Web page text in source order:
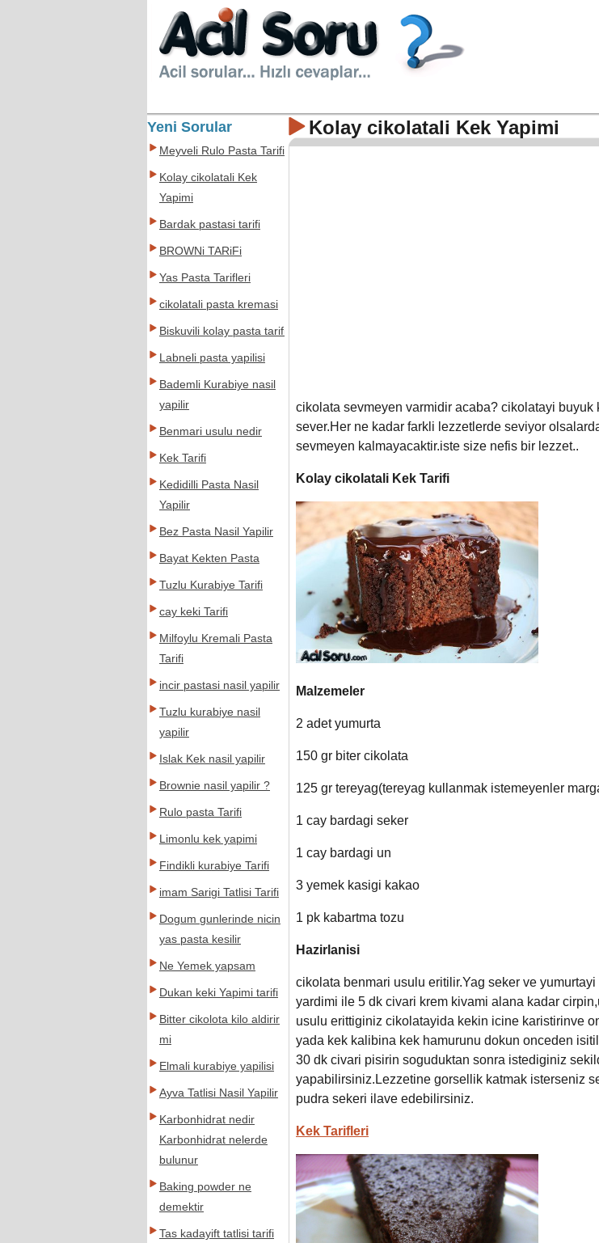
Kolay cikolatali Kek Yapimi
cikolata sevmeyen varmidir acaba? cikolatayi buyuk
sever.Her ne kadar farkli lezzetlerde seviyor
sevmeyen kalmayacaktir.iste size nefis bir lezzet..
Kolay cikolatali Kek Tarifi
Malzemeler
2 adet yumurta
150 gr biter cikolata
125 gr tereyag(tereyag kullanmak istemeyenler
1 cay bardagi seker
1 cay bardagi un
3 yemek kasigi kakao
1 pk kabartma tozu
Hazirlanisi
cikolata benmari usulu eritilir.Yag seker ve
yardimi ile 5 dk civari krem kivami alana kadar
usulu erittiginiz cikolatayida kekin icine karistirinve
yada kek kalibina kek hamurunu dokun onceden
30 dk civari pisirin soguduktan sonra istediginiz
yapabilirsiniz.Lezzetine gorsellik katmak isterseniz
pudra sekeri ilave edebilirsiniz.
Kek Tarifleri
Yeni Sorular
Meyveli Rulo Pasta Tarifi
Kolay cikolatali Kek
Yapimi
Bardak pastasi tarifi
BROWNi TARiFi
Yas Pasta Tarifleri
cikolatali pasta kremasi
Biskuvili kolay pasta tarifi
Labneli pasta yapilisi
Bademli Kurabiye nasil
yapilir
Benmari usulu nedir
Kek Tarifi
Kedidilli Pasta Nasil
Yapilir
Bez Pasta Nasil Yapilir
Bayat Kekten Pasta
Tuzlu Kurabiye Tarifi
cay keki Tarifi
Milfoylu Kremali Pasta
Tarifi
incir pastasi nasil yapilir
Tuzlu kurabiye nasil
yapilir
Islak Kek nasil yapilir
Brownie nasil yapilir ?
Rulo pasta Tarifi
Limonlu kek yapimi
Findikli kurabiye Tarifi
imam Sarigi Tatlisi Tarifi
Dogum gunlerinde nicin
yas pasta kesilir
Ne Yemek yapsam
Dukan keki Yapimi tarifi
Bitter cikolota kilo aldirir
mi
Elmali kurabiye yapilisi
Ayva Tatlisi Nasil Yapilir
Karbonhidrat nedir
Karbonhidrat nelerde
bulunur
Baking powder ne
demektir
Tas kadayift tatlisi tarifi